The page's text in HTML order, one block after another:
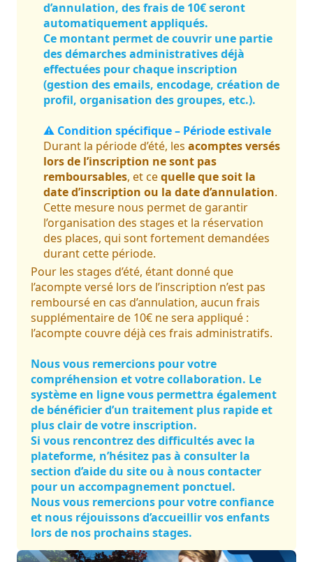
d’annulation, des frais de 10€ seront
automatiquement appliqués.
Ce montant permet de couvrir une partie
des démarches administratives déjà
effectuées pour chaque inscription
(gestion des emails, encodage, création de
profil, organisation des groupes, etc.).
⚠️ Condition spécifique – Période estivale
Durant la période d’été, les acomptes versés
lors de l’inscription ne sont pas
remboursables, et cequelle que soit la
date d’inscription ou la date d’annulation.
Cette mesure nous permet de garantir
l’organisation des stages et la réservation
des places, qui sont fortement demandées
durant cette période.
Pour les stages d’été, étant donné que
l’acompte versé lors de l’inscription n’est pas
remboursé en cas d’annulation, aucun frais
supplémentaire de 10€ ne sera appliqué :
l’acompte couvre déjà ces frais administratifs.
Nous vous remercions pour votre
compréhension et votre collaboration. Le
système en ligne vous permettra également
de bénéficier d’un traitement plus rapide et
plus clair de votre inscription.
Si vous rencontrez des difficultés avec la
plateforme, n’hésitez pas à consulter la
section d’aide du site ou à nous contacter
pour un accompagnement ponctuel.
Nous vous remercions pour votre confiance
et nous réjouissons d’accueillir vos enfants
lors de nos prochains stages.